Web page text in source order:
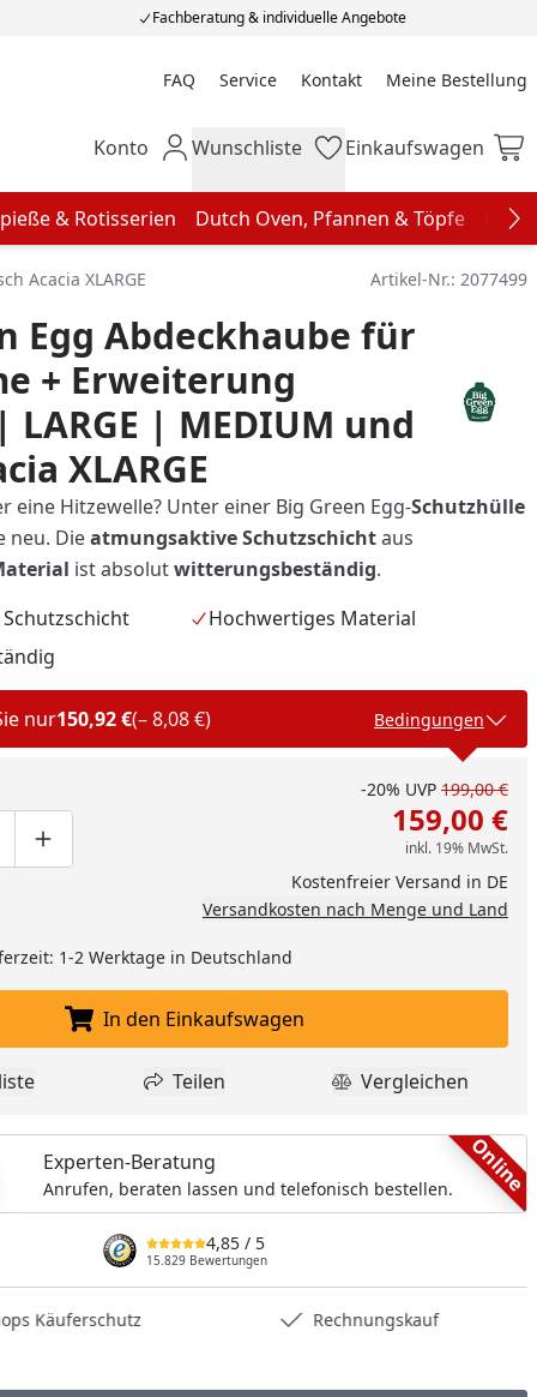
Fachberatung & individuelle Angebote
FAQ Service Kontakt Meine Bestellung
Meine Bestellung
Mein Konto
Konto Wunschliste
Wunschliste Einkaufswagen
Einkaufswagen
& Rotisserien Dutch Oven, Pfannen & Töpfe
Acacia XLARGE Artikel-Nr.: 2077499
Egg Abdeckhaube für
+ Erweiterung
LARGE | MEDIUM und
XLARGE
eine Hitzewelle? Unter einer Big Green Egg-Schutzhülle
neu. Dieatmungsaktive Schutzschichtaus
ist absolutwitterungsbeständig.
Hochwertiges Material
nur150,92 €(– 8,08 €) Bedingungen
um eins verringern
manuell eingeben
Produktmenge um eins erhöhen
-20% UVP 199,00 €
159,00 €
inkl. 19% MwSt.
Kostenfreier Versand in DE
Versandkosten nach Menge und Land
1-2 Werktage in Deutschland
In den Einkaufswagen legen
In den Einkaufswagen
zur Wunschliste hinzufügen
Teilen
Teilen Produkt
Vergleichen
Online
Experten-Beratung
Anrufen, beraten lassen und telefonisch bestellen.
4,85 / 5
15.829 Bewertungen
Käuferschutz Rechnungskauf